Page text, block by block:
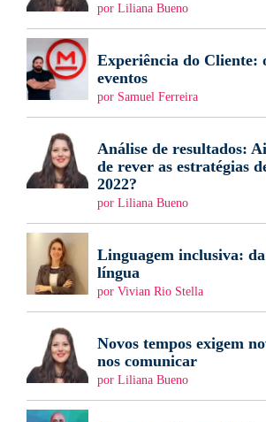
por Liliana Bueno
Experiência do Cliente:
eventos
por Samuel Ferreira
Análise de resultados:
de rever as estratégias
2022?
por Liliana Bueno
Linguagem inclusiva:
língua
por Vivian Rio Stella
Novos tempos exigem
nos comunicar
por Liliana Bueno